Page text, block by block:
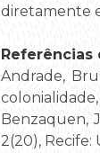
diretamente
Andrade,
Benzaquen,
2(20), Recife: